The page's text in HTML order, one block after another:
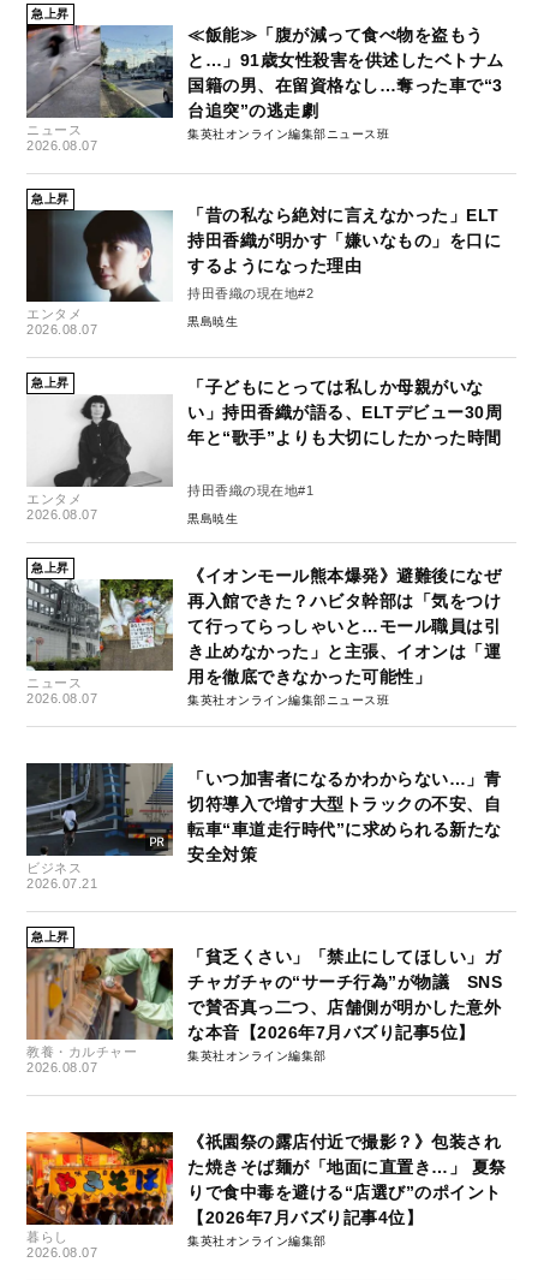
急上昇
ニュース
2026.08.07
≪飯能≫「腹が減って食べ物を盗もう
と…」91歳女性殺害を供述したベトナム
国籍の男、在留資格なし…奪った車で“3
台追突”の逃走劇
集英社オンライン編集部ニュース班
急上昇
エンタメ
2026.08.07
「昔の私なら絶対に言えなかった」ELT
持田香織が明かす「嫌いなもの」を口に
するようになった理由
持田香織の現在地#2
黒島暁生
急上昇
エンタメ
2026.08.07
「子どもにとっては私しか母親がいな
い」持田香織が語る、ELTデビュー30周
年と“歌手”よりも大切にしたかった時間
持田香織の現在地#1
黒島暁生
急上昇
ニュース
2026.08.07
《イオンモール熊本爆発》避難後になぜ
再入館できた？ハビタ幹部は「気をつけ
て行ってらっしゃいと…モール職員は引
き止めなかった」と主張、イオンは「運
用を徹底できなかった可能性」
集英社オンライン編集部ニュース班
ビジネス
2026.07.21
「いつ加害者になるかわからない…」青
切符導入で増す大型トラックの不安、自
転車“車道走行時代”に求められる新たな
安全対策
急上昇
教養・カルチャー
2026.08.07
「貧乏くさい」「禁止にしてほしい」ガ
チャガチャの“サーチ行為”が物議 SNS
で賛否真っ二つ、店舗側が明かした意外
な本音【2026年7月バズり記事5位】
集英社オンライン編集部
暮らし
2026.08.07
《祇園祭の露店付近で撮影？》包装され
た焼きそば麺が「地面に直置き…」 夏祭
りで食中毒を避ける“店選び”のポイント
【2026年7月バズり記事4位】
集英社オンライン編集部